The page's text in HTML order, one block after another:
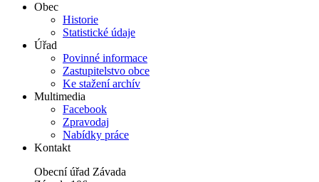
Obec
Historie
Statistické údaje
Úřad
Povinné informace
Zastupitelstvo obce
Ke stažení archív
Multimedia
Facebook
Zpravodaj
Nabídky práce
Kontakt
Obecní úřad Závada